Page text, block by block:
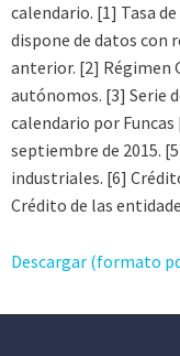
calendario. [1] Tasa
dispone de datos con
anterior. [2] Régimen
autónomos. [3] Serie
calendario por
septiembre de 2015.
industriales. [6]
Crédito de las
Descargar (formato